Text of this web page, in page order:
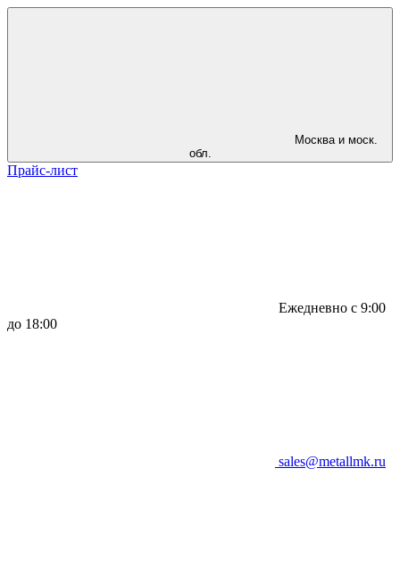
Москва и моск.
обл.
Прайс-лист
Ежедневно с 9:00
до 18:00
sales@metallmk.ru